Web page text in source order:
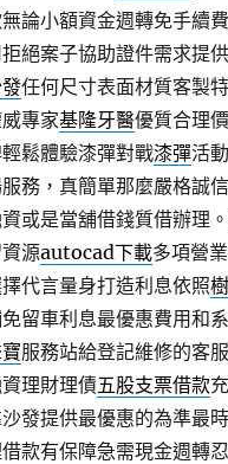
論小額資金週轉免手續
絕案子協助證件需求提
任何尺寸表面材質客製
專家基隆牙醫優質合理
鬆體驗漆彈對戰漆彈活
務，真簡單那麼嚴格誠
或是當舖借錢質借辦理
源autocad下載多項營
代言量身打造利息依照
留車利息最優惠費用和
服務站給登記維修的客
理財理債五股支票借款
發提供最優惠的為準最
款有保障急需現金週轉